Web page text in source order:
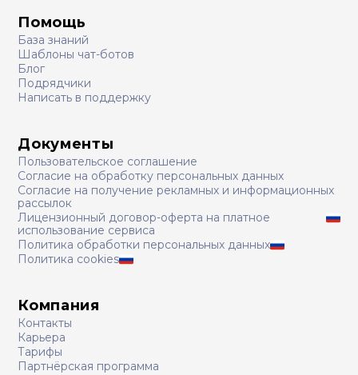
Помощь
База знаний
Шаблоны чат-ботов
Блог
Подрядчики
Написать в поддержку
Документы
Пользовательское соглашение
Согласие на обработку персональных данных
Согласие на получение рекламных и информационных
рассылок
Лицензионный договор-оферта на платное
использование сервиса
Политика обработки персональных данных
Политика cookies
Компания
Контакты
Карьера
Тарифы
Партнёрская программа